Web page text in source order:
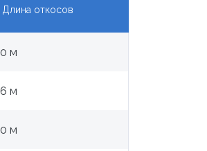
Длина откосов
0 м
6 м
0 м